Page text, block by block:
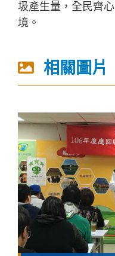
圾產生量，全民齊
境。
相關圖片